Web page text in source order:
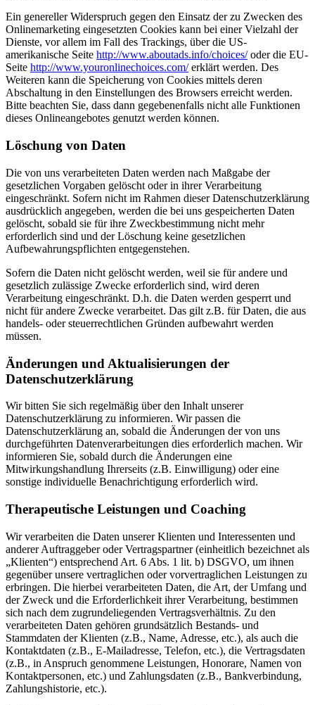
Ein genereller Widerspruch gegen den Einsatz der zu Zwecken des
Onlinemarketing eingesetzten Cookies kann bei einer Vielzahl der
Dienste, vor allem im Fall des Trackings, über die US-
amerikanische Seite http://www.aboutads.info/choices/oder die EU-
Seite http://www.youronlinechoices.com/erklärt werden. Des
Weiteren kann die Speicherung von Cookies mittels deren
Abschaltung in den Einstellungen des Browsers erreicht werden.
Bitte beachten Sie, dass dann gegebenenfalls nicht alle Funktionen
dieses Onlineangebotes genutzt werden können.
Löschung von Daten
Die von uns verarbeiteten Daten werden nach Maßgabe der
gesetzlichen Vorgaben gelöscht oder in ihrer Verarbeitung
eingeschränkt. Sofern nicht im Rahmen dieser Datenschutzerklärung
ausdrücklich angegeben, werden die bei uns gespeicherten Daten
gelöscht, sobald sie für ihre Zweckbestimmung nicht mehr
erforderlich sind und der Löschung keine gesetzlichen
Aufbewahrungspflichten entgegenstehen.
Sofern die Daten nicht gelöscht werden, weil sie für andere und
gesetzlich zulässige Zwecke erforderlich sind, wird deren
Verarbeitung eingeschränkt. D.h. die Daten werden gesperrt und
nicht für andere Zwecke verarbeitet. Das gilt z.B. für Daten, die aus
handels- oder steuerrechtlichen Gründen aufbewahrt werden
müssen.
Änderungen und Aktualisierungen der
Datenschutzerklärung
Wir bitten Sie sich regelmäßig über den Inhalt unserer
Datenschutzerklärung zu informieren. Wir passen die
Datenschutzerklärung an, sobald die Änderungen der von uns
durchgeführten Datenverarbeitungen dies erforderlich machen. Wir
informieren Sie, sobald durch die Änderungen eine
Mitwirkungshandlung Ihrerseits (z.B. Einwilligung) oder eine
sonstige individuelle Benachrichtigung erforderlich wird.
Therapeutische Leistungen und Coaching
Wir verarbeiten die Daten unserer Klienten und Interessenten und
anderer Auftraggeber oder Vertragspartner (einheitlich bezeichnet als
„Klienten“) entsprechend Art. 6 Abs. 1 lit. b) DSGVO, um ihnen
gegenüber unsere vertraglichen oder vorvertraglichen Leistungen zu
erbringen. Die hierbei verarbeiteten Daten, die Art, der Umfang und
der Zweck und die Erforderlichkeit ihrer Verarbeitung, bestimmen
sich nach dem zugrundeliegenden Vertragsverhältnis. Zu den
verarbeiteten Daten gehören grundsätzlich Bestands- und
Stammdaten der Klienten (z.B., Name, Adresse, etc.), als auch die
Kontaktdaten (z.B., E-Mailadresse, Telefon, etc.), die Vertragsdaten
(z.B., in Anspruch genommene Leistungen, Honorare, Namen von
Kontaktpersonen, etc.) und Zahlungsdaten (z.B., Bankverbindung,
Zahlungshistorie, etc.).